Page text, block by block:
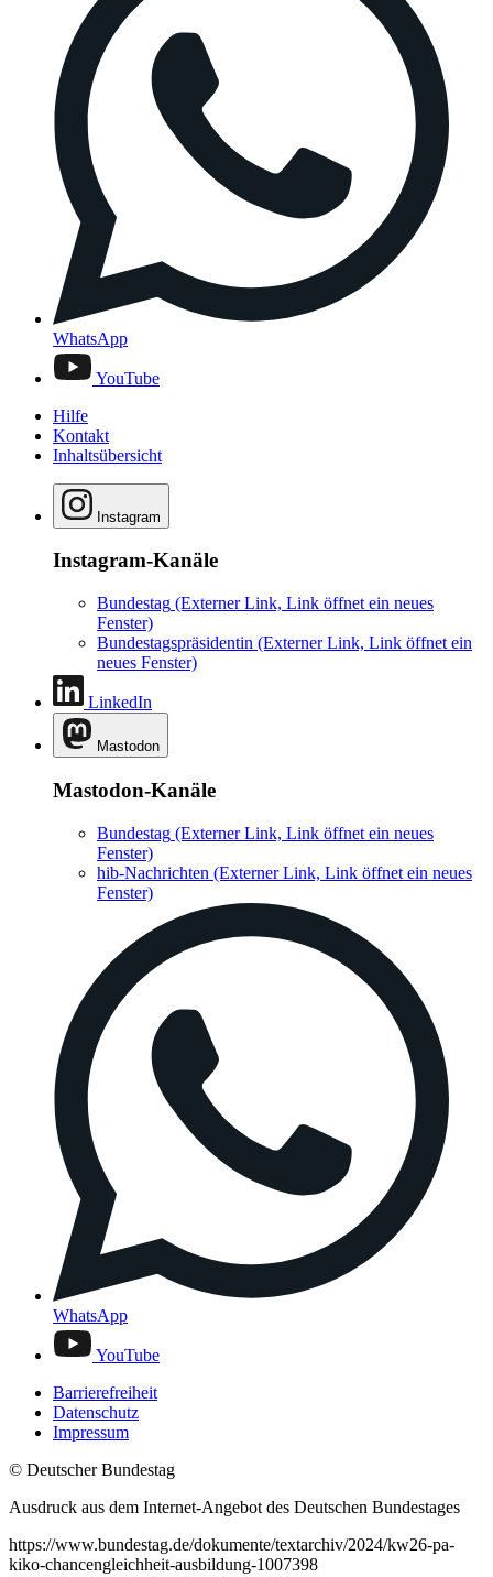
WhatsApp
YouTube
Hilfe
Kontakt
Inhaltsübersicht
Instagram
Instagram-Kanäle
Bundestag (Externer Link, Link öffnet ein neues
Fenster)
Bundestagspräsidentin (Externer Link, Link öffnet ein
neues Fenster)
LinkedIn
Mastodon
Mastodon-Kanäle
Bundestag (Externer Link, Link öffnet ein neues
Fenster)
hib-Nachrichten (Externer Link, Link öffnet ein neues
Fenster)
WhatsApp
YouTube
Barrierefreiheit
Datenschutz
Impressum
© Deutscher Bundestag
Ausdruck aus dem Internet-Angebot des Deutschen Bundestages
https://www.bundestag.de/dokumente/textarchiv/2024/kw26-pa-
kiko-chancengleichheit-ausbildung-1007398